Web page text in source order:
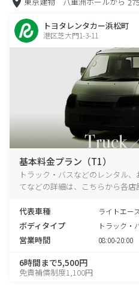
トヨタレンタカー浜松町
港区芝大門1-3-11
基本料金プラン（T1）
トラック・バスなどのレンタル
てなどの詳細は、こちらから各店
代表車種 ライトエー
ボディタイプ トラック・
営業時間 08:00-20:00
6時間まで5,500円
免責補償制度1,100円